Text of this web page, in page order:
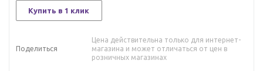
Купить в 1 клик
Поделиться
Цена действительна только для интернет-
магазина и может отличаться от цен в
розничных магазинах